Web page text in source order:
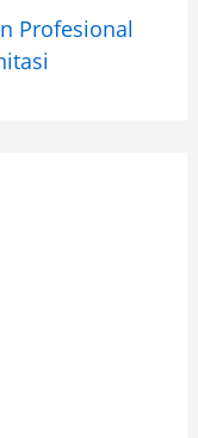
Profesional